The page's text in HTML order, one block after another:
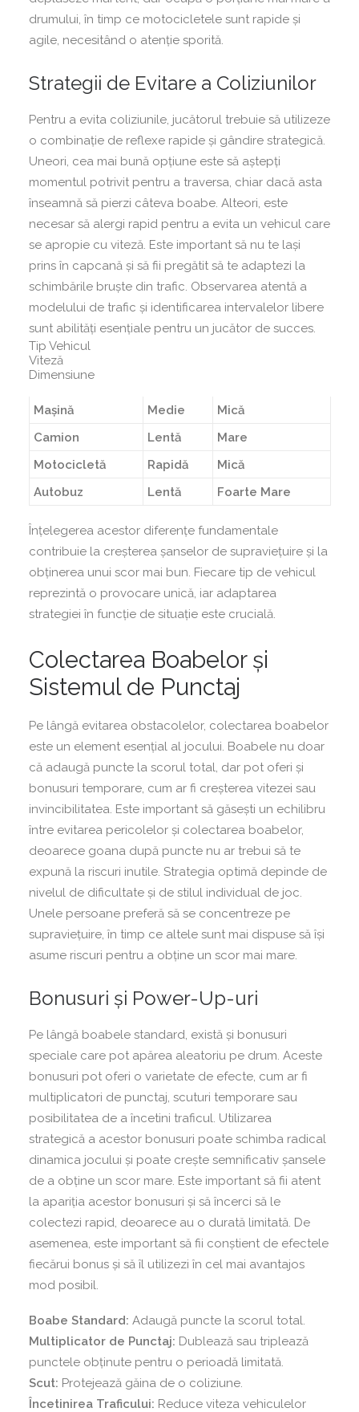
drumului, în timp ce motocicletele sunt rapide și
agile, necesitând o atenție sporită.
Strategii de Evitare a Coliziunilor
Pentru a evita coliziunile, jucătorul trebuie să utilizeze
o combinație de reflexe rapide și gândire strategică.
Uneori, cea mai bună opțiune este să aștepți
momentul potrivit pentru a traversa, chiar dacă asta
înseamnă să pierzi câteva boabe. Alteori, este
necesar să alergi rapid pentru a evita un vehicul care
se apropie cu viteză. Este important să nu te lași
prins în capcană și să fii pregătit să te adaptezi la
schimbările bruște din trafic. Observarea atentă a
modelului de trafic și identificarea intervalelor libere
sunt abilități esențiale pentru un jucător de succes.
Tip Vehicul
Viteză
Dimensiune
Mașină Medie
Mică
Camion
Lentă
Mare
Motocicletă
Rapidă
Mică
Autobuz
Lentă Foarte Mare
Înțelegerea acestor diferențe fundamentale
contribuie la creșterea șanselor de supraviețuire și la
obținerea unui scor mai bun. Fiecare tip de vehicul
reprezintă o provocare unică, iar adaptarea
strategiei în funcție de situație este crucială.
Colectarea Boabelor și
Sistemul de Punctaj
Pe lângă evitarea obstacolelor, colectarea boabelor
este un element esențial al jocului. Boabele nu doar
că adaugă puncte la scorul total, dar pot oferi și
bonusuri temporare, cum ar fi creșterea vitezei sau
invincibilitatea. Este important să găsești un echilibru
între evitarea pericolelor și colectarea boabelor,
deoarece goana după puncte nu ar trebui să te
expună la riscuri inutile. Strategia optimă depinde de
nivelul de dificultate și de stilul individual de joc.
Unele persoane preferă să se concentreze pe
supraviețuire, în timp ce altele sunt mai dispuse să își
asume riscuri pentru a obține un scor mai mare.
Bonusuri și Power-Up-uri
Pe lângă boabele standard, există și bonusuri
speciale care pot apărea aleatoriu pe drum. Aceste
bonusuri pot oferi o varietate de efecte, cum ar fi
multiplicatori de punctaj, scuturi temporare sau
posibilitatea de a încetini traficul. Utilizarea
strategică a acestor bonusuri poate schimba radical
dinamica jocului și poate crește semnificativ șansele
de a obține un scor mare. Este important să fii atent
la apariția acestor bonusuri și să încerci să le
colectezi rapid, deoarece au o durată limitată. De
asemenea, este important să fii conștient de efectele
fiecărui bonus și să îl utilizezi în cel mai avantajos
mod posibil.
Boabe Standard: Adaugă puncte la scorul total.
Multiplicator de Punctaj: Dublează sau triplează
punctele obținute pentru o perioadă limitată.
Scut: Protejează găina de o coliziune.
Încetinirea Traficului: Reduce viteza vehiculelor